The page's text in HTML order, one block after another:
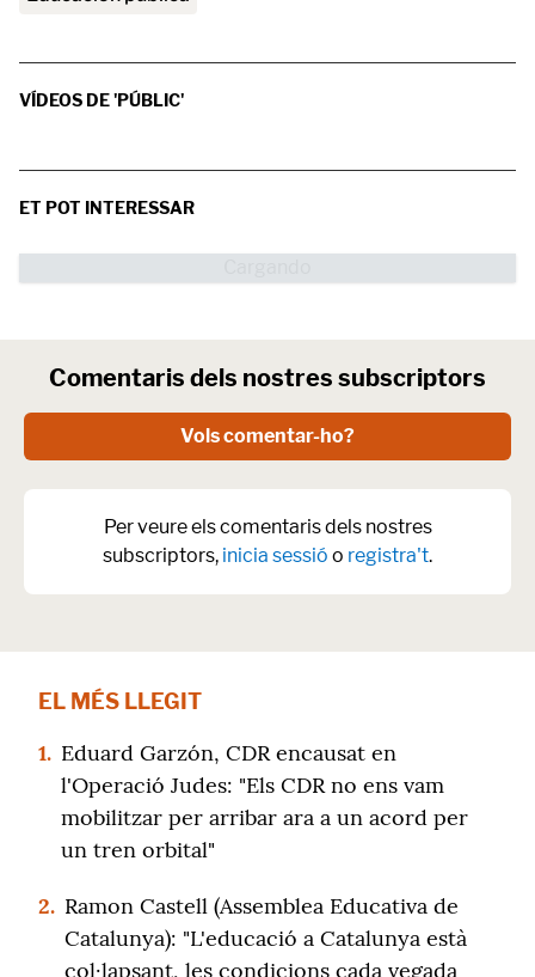
VÍDEOS DE 'PÚBLIC'
ET POT INTERESSAR
Comentaris dels nostres subscriptors
Vols comentar-ho?
Per veure els comentaris dels nostres
subscriptors, inicia sessió o registra't.
EL MÉS LLEGIT
1. Eduard Garzón, CDR encausat en
l'Operació Judes: "Els CDR no ens vam
mobilitzar per arribar ara a un acord per
un tren orbital"
2. Ramon Castell (Assemblea Educativa de
Catalunya): "L'educació a Catalunya està
col·lapsant, les condicions cada vegada